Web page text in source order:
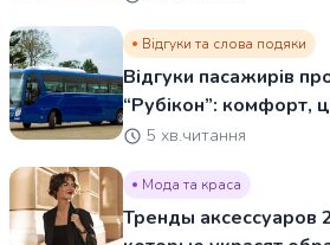
Відгуки та слова подяки
Відгуки пасажирів
“Рубікон”: комфорт,
5 хв.читання
Мода та краса
Тренды аксессуаров